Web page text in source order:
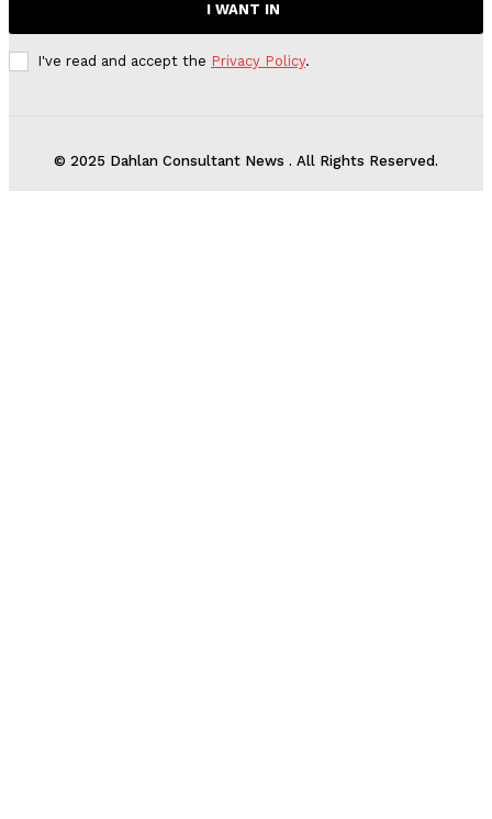
I WANT IN
I've read and accept the Privacy Policy.
© 2025 Dahlan Consultant News . All Rights Reserved.